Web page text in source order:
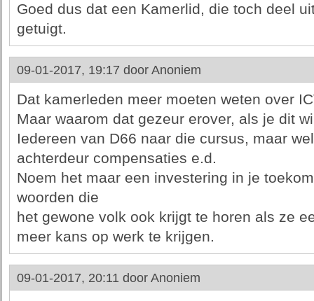
Goed dus dat een Kamerlid, die toch deel
getuigt.
09-01-2017, 19:17 door Anoniem
Dat kamerleden meer moeten weten over
Maar waarom dat gezeur erover, als je dit
Iedereen van D66 naar die cursus, maar
achterdeur compensaties e.d.
Noem het maar een investering in je
woorden die
het gewone volk ook krijgt te horen als ze
meer kans op werk te krijgen.
09-01-2017, 20:11 door Anoniem